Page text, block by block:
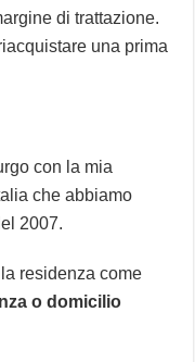
di trattazione.
una prima
con la mia
che abbiamo
2007.
residenza come
o domicilio